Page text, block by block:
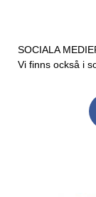
SOCIALA
Vi finns också i